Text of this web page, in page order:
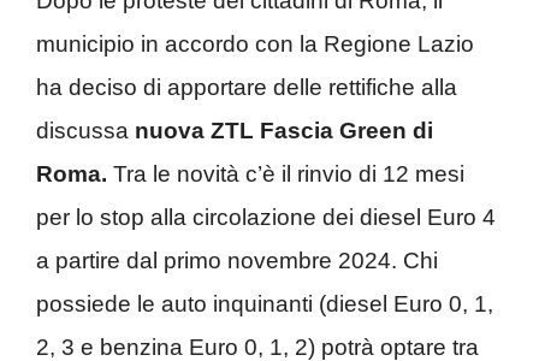
municipio in accordo con la Regione Lazio
ha deciso di apportare delle rettifiche alla
discussa nuova ZTL Fascia Green di
Roma. Tra le novità c’è il rinvio di 12 mesi
per lo stop alla circolazione dei diesel Euro 4
a partire dal primo novembre 2024. Chi
possiede le auto inquinanti (diesel Euro 0, 1,
2, 3 e benzina Euro 0, 1, 2) potrà optare tra